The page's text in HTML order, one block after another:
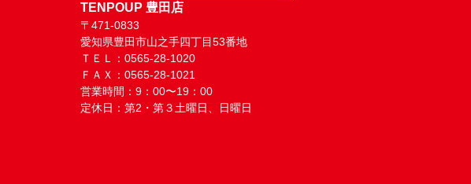
TENPOUP 豊田店
〒471-0833
愛知県豊田市山之手四丁目53番地
ＴＥＬ：0565-28-1020
ＦＡＸ：0565-28-1021
営業時間：9：00〜19：00
定休日：第2・第３土曜日、日曜日